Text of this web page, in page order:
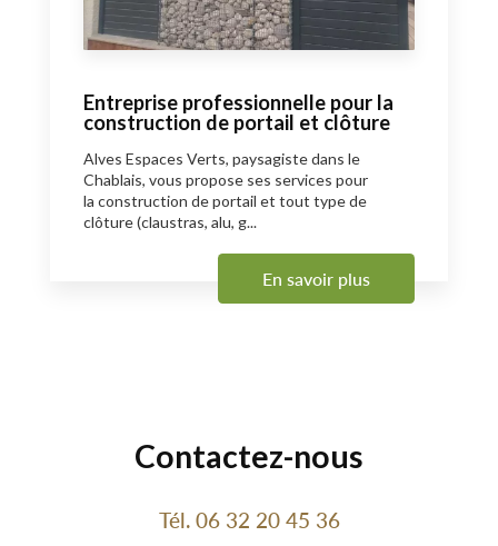
Entreprise professionnelle pour la
construction de portail et clôture
Alves Espaces Verts, paysagiste dans le
Chablais, vous propose ses services pour
la construction de portail et tout type de
clôture (claustras, alu, g...
En savoir plus
Contactez-nous
Tél. 06 32 20 45 36